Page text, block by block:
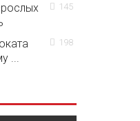
145
...
198